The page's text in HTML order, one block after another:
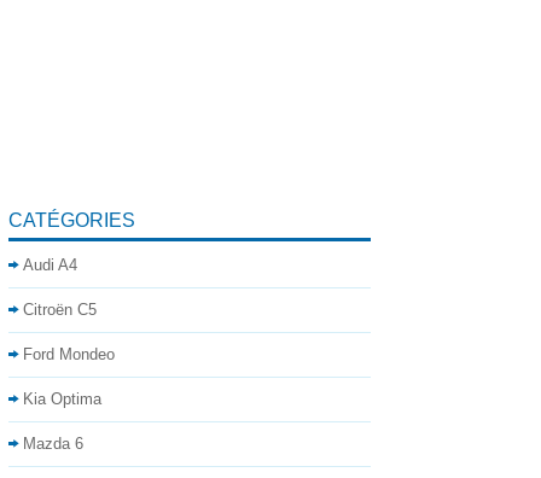
CATÉGORIES
Audi A4
Citroën C5
Ford Mondeo
Kia Optima
Mazda 6